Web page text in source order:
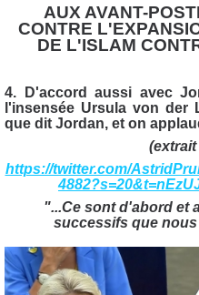
AUX AVANT-
CONTRE
DE L'ISLAM
4. D'accord aussi avec
l'insensée Ursula von
que dit Jordan, et on
https://twitter.com/
"...Ce sont d'abord et
successifs que